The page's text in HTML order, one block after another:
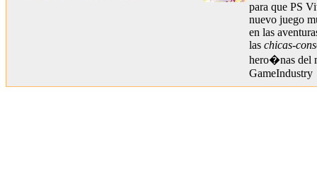
para que PS
nuevo juego
en las
las chicas-
hero�nas del
GameIndustry